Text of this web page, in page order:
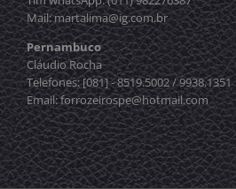
Mail: martalima@ig.com.br
Pernambuco
Cláudio Rocha
Telefones: [081] - 8519.5002 / 9938.1351
Email: forrozeirospe@hotmail.com